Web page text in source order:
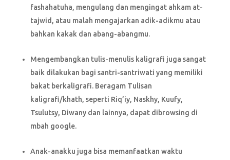
fashahatuha, mengulang dan mengingat ahkam at-
tajwid, atau malah mengajarkan adik-adikmu atau
bahkan kakak dan abang-abangmu.
Mengembangkan tulis-menulis kaligrafi juga sangat
baik dilakukan bagi santri-santriwati yang memiliki
bakat berkaligrafi. Beragam Tulisan
kaligrafi/khath, seperti Riq’iy, Naskhy, Kuufy,
Tsulutsy, Diwany dan lainnya, dapat dibrowsing di
mbah google.
Anak-anakku juga bisa memanfaatkan waktu